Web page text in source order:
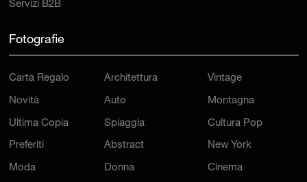
Servizi B2B
Fotografie
Carta Regalo
Novità
Ultima Copia
Preferiti
Moda
Architettura
Auto
Spiaggia
Abstract
Donna
Vintage
Montagna
Cultura Pop
New York
Cinema